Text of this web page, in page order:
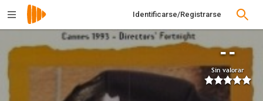
Identificarse/Registrarse
--
Sin valorar